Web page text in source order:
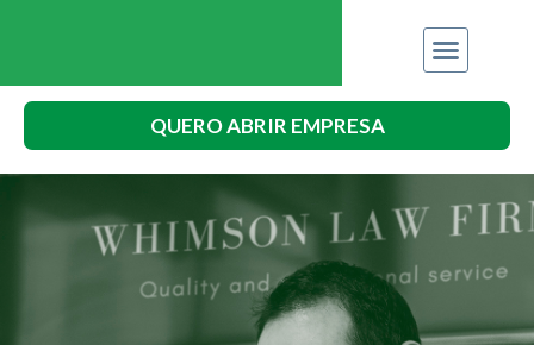
QUERO ABRIR EMPRESA